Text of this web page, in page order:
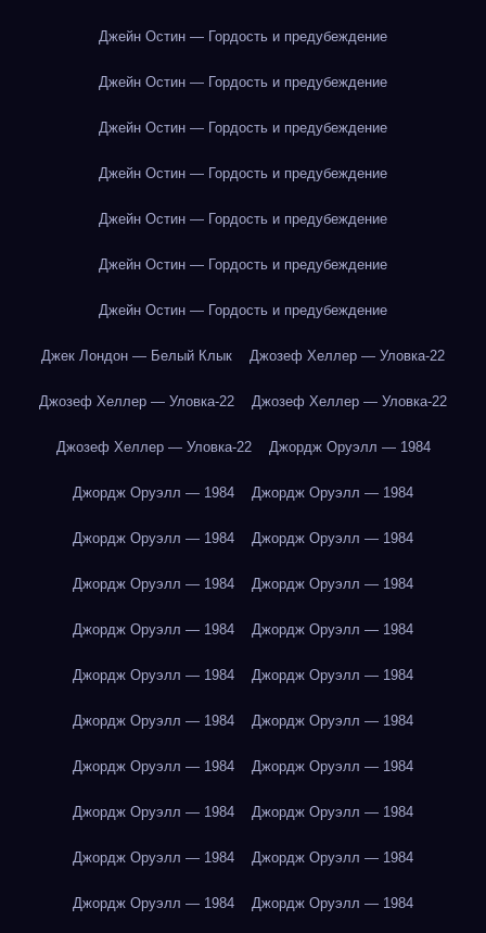
Джейн Остин — Гордость и предубеждение
Джейн Остин — Гордость и предубеждение
Джейн Остин — Гордость и предубеждение
Джейн Остин — Гордость и предубеждение
Джейн Остин — Гордость и предубеждение
Джейн Остин — Гордость и предубеждение
Джейн Остин — Гордость и предубеждение
Джек Лондон — Белый Клык Джозеф Хеллер — Уловка-22
Джозеф Хеллер — Уловка-22 Джозеф Хеллер — Уловка-22
Джозеф Хеллер — Уловка-22 Джордж Оруэлл — 1984
Джордж Оруэлл — 1984 Джордж Оруэлл — 1984
Джордж Оруэлл — 1984 Джордж Оруэлл — 1984
Джордж Оруэлл — 1984 Джордж Оруэлл — 1984
Джордж Оруэлл — 1984 Джордж Оруэлл — 1984
Джордж Оруэлл — 1984 Джордж Оруэлл — 1984
Джордж Оруэлл — 1984 Джордж Оруэлл — 1984
Джордж Оруэлл — 1984 Джордж Оруэлл — 1984
Джордж Оруэлл — 1984 Джордж Оруэлл — 1984
Джордж Оруэлл — 1984 Джордж Оруэлл — 1984
Джордж Оруэлл — 1984 Джордж Оруэлл — 1984